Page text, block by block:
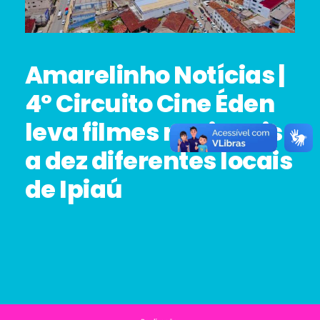
Amarelinho Notícias |
4º Circuito Cine Éden
leva filmes nacionais
a dez diferentes locais
de Ipiaú